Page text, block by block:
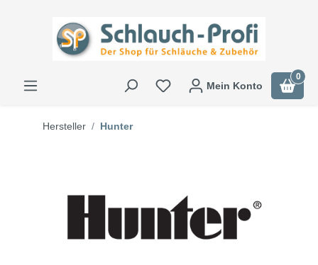
Mein Konto
0
Hersteller Hunter